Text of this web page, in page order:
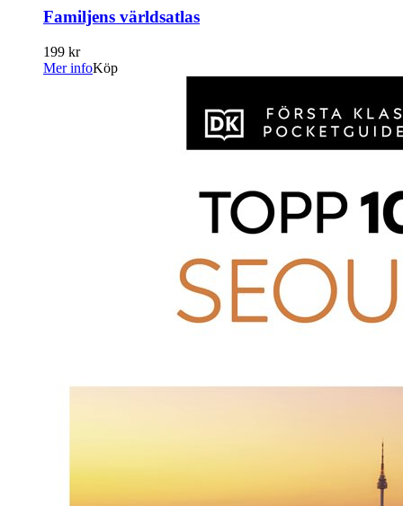
Familjens världsatlas
199 kr
Mer infoKöp